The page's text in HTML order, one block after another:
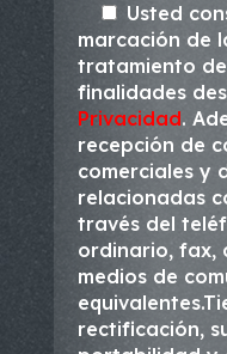
Usted
marcación de
tratamiento
finalidades
Privacidad.
recepción de
comerciales y
relacionadas
través del
ordinario, fax,
medios de
rectificación,